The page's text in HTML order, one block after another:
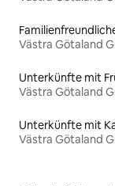
Västra Götaland
Unterkünfte mit
Västra Götaland
Unterkünfte mit
Västra Götaland